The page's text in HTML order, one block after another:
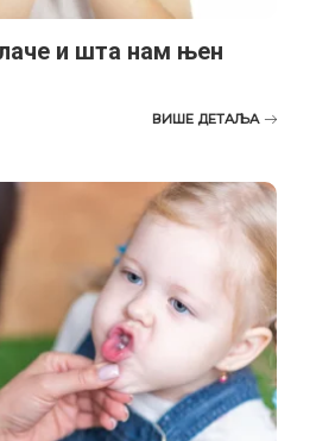
и шта нам њен
ВИШЕ ДЕТАЉА